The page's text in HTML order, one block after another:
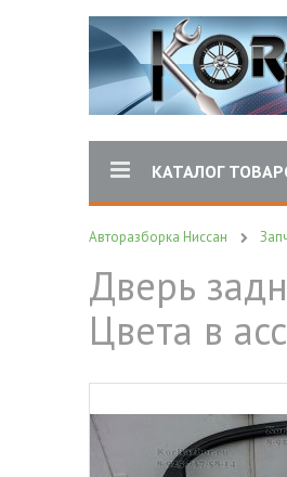
КАТАЛОГ
Авторазборка Ниссан
Дверь
Цвета в